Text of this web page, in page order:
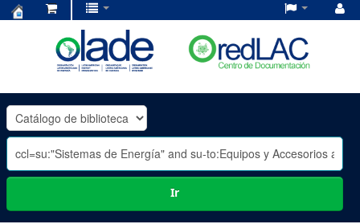
OLADE
-
Ir